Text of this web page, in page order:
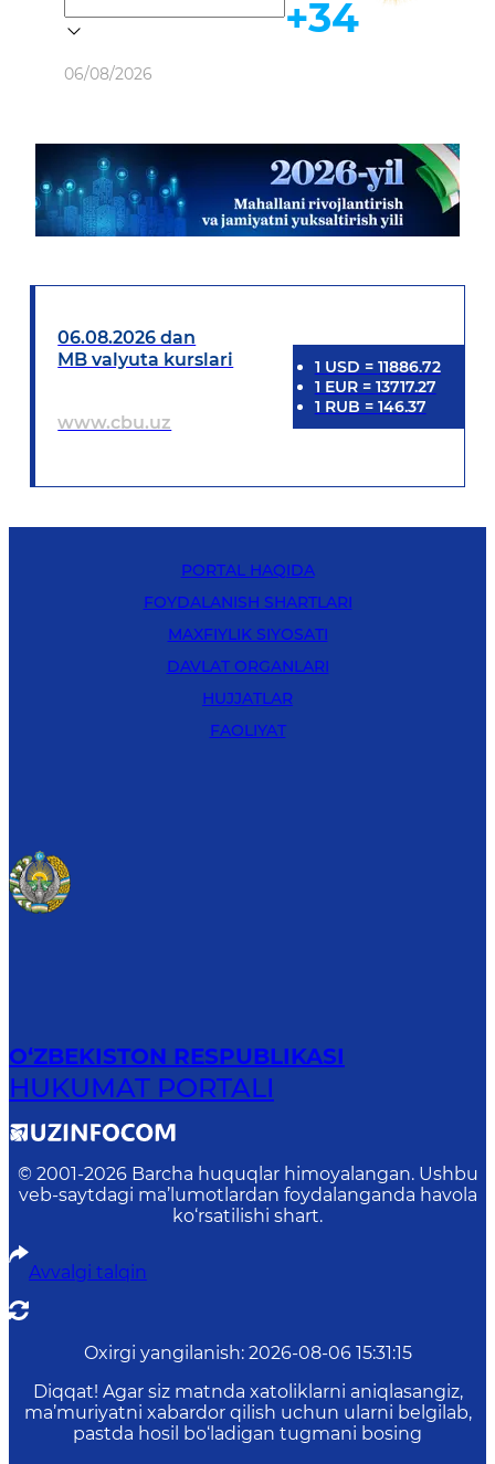
Ob-havo
06/08/2026
+34
06.08.2026 dan
MB valyuta kurslari
www.cbu.uz
1 USD = 11886.72
1 EUR= 13717.27
1 RUB = 146.37
PORTAL HAQIDA
FOYDALANISH SHARTLARI
MAXFIYLIK SIYOSATI
DAVLAT ORGANLARI
HUJJATLAR
FAOLIYAT
O‘ZBEKISTON RESPUBLIKASI
HUKUMAT PORTALI
© 2001-2026 Barcha huquqlar himoyalangan. Ushbu
veb-saytdagi ma’lumotlardan foydalanganda havola
ko‘rsatilishi shart.
Avvalgi talqin
Oxirgi yangilanish: 2026-08-06 15:31:15
Diqqat! Agar siz matnda xatoliklarni aniqlasangiz,
ma’muriyatni xabardor qilish uchun ularni belgilab,
pastda hosil bo‘ladigan tugmani bosing